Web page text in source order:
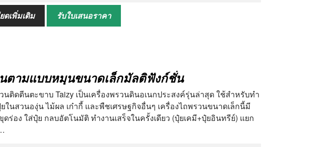
แถบ
≤1.0%
เสียทั้งหมด
≤1.0%
ถั่วเหลือง ถั่วปากอ้า ถั่วแดง ถั่วเขียว ข้าวฟ่าง
ข้าวโพด ทานตะวัน ฯลฯ
ดเพิ่มเติม รับใบเสนอราคา
นตามแบบหมุนขนาดเล็กมัลติฟังก์ชั่น
นติดตีนตะขาบ Taizy เป็นเครื่องพรวนดินอเนกประสงค์รุ่นล่าสุด ใช้สำหรับทำ
ในสวนองุ่น ไม้ผล เก๋ากี้ และพืชเศรษฐกิจอื่นๆ เครื่องไถพรวนขนาดเล็กนี้มี
ร่อง ใส่ปุ๋ย กลบอัตโนมัติ ทำงานเสร็จในครั้งเดียว (ปุ๋ยเคมี+ปุ๋ยอินทรีย์) แยก